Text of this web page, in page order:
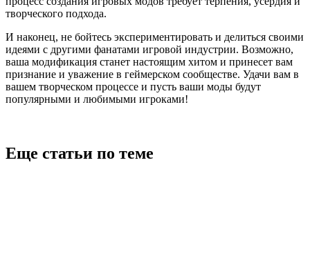
творческого подхода.
И наконец, не бойтесь экспериментировать и делиться своими
идеями с другими фанатами игровой индустрии. Возможно,
ваша модификация станет настоящим хитом и принесет вам
признание и уважение в геймерском сообществе. Удачи вам в
вашем творческом процессе и пусть ваши моды будут
популярными и любимыми игроками!
Еще статьи по теме